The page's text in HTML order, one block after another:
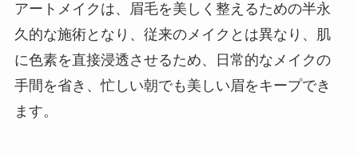
アートメイクは、眉毛を美しく整えるための半永
久的な施術となり、従来のメイクとは異なり、肌
に色素を直接浸透させるため、日常的なメイクの
手間を省き、忙しい朝でも美しい眉をキープでき
ます。